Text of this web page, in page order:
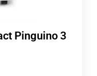
Pinguino 3